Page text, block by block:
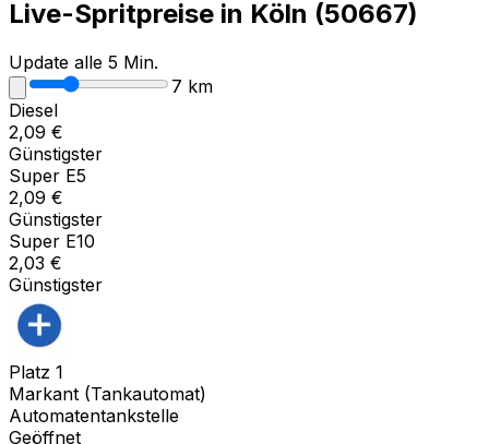
Live-Spritpreise in Köln (50667)
Update alle 5 Min.
7 km
Diesel
2,09 €
Günstigster
Super E5
2,09 €
Günstigster
Super E10
2,03 €
Günstigster
Platz 1
Markant (Tankautomat)
Automatentankstelle
Geöffnet